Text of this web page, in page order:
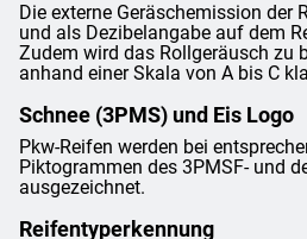
Die externe Geräschemission der
und als Dezibelangabe auf dem
Zudem wird das Rollgeräusch zu
anhand einer Skala von A bis C
Schnee (3PMS) und Eis Logo
Pkw-Reifen werden bei
Piktogrammen des 3PMSF- und
ausgezeichnet.
Reifentyperkennung